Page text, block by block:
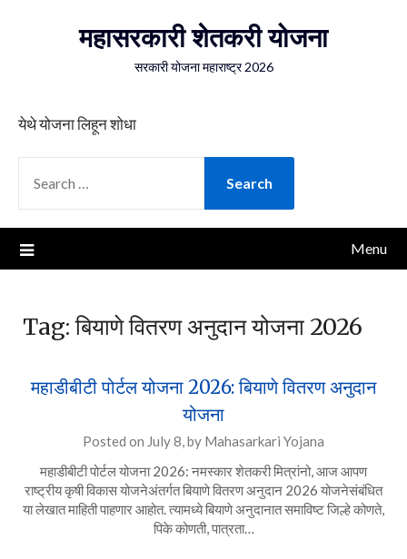
महासरकारी शेतकरी योजना
सरकारी योजना महाराष्ट्र 2026
येथे योजना लिहून शोधा
FOR:
Menu
Tag:बियाणे वितरण अनुदान योजना 2026
महाडीबीटी पोर्टल योजना 2026: बियाणे वितरण अनुदान
योजना
Posted on July 8,by Mahasarkari Yojana
महाडीबीटी पोर्टल योजना 2026: नमस्कार शेतकरी मित्रांनो, आज आपण
राष्ट्रीय कृषी विकास योजनेअंतर्गत बियाणे वितरण अनुदान 2026 योजनेसंबंधित
या लेखात माहिती पाहणार आहोत. त्यामध्ये बियाणे अनुदानात समाविष्ट जिल्हे कोणते,
पिके कोणती, पात्रता…